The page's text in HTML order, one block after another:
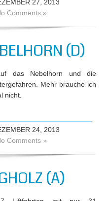
27, 2013
Comments »
(D)
das Nebelhorn und die
Mehr brauche ich
nicht.
24, 2013
Comments »
(A)